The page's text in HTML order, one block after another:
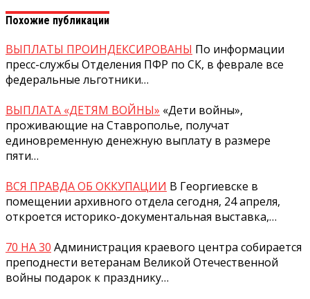
Похожие публикации
ВЫПЛАТЫ ПРОИНДЕКСИРОВАНЫ По информации
пресс-службы Отделения ПФР по СК, в феврале все
федеральные льготники…
ВЫПЛАТА «ДЕТЯМ ВОЙНЫ» «Дети войны»,
проживающие на Ставрополье, получат
единовременную денежную выплату в размере
пяти…
ВСЯ ПРАВДА ОБ ОККУПАЦИИ В Георгиевске в
помещении архивного отдела сегодня, 24 апреля,
откроется историко-документальная выставка,…
70 НА 30 Администрация краевого центра собирается
преподнести ветеранам Великой Отечественной
войны подарок к празднику…